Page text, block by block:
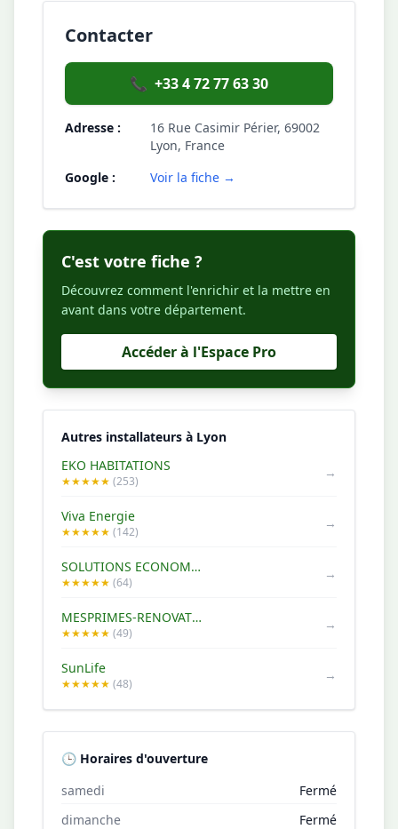
Contacter
📞 +33 4 72 77 63 30
Adresse :
16 Rue Casimir Périer, 69002
Lyon, France
Google :
Voir la fiche →
C'est votre fiche ?
Découvrez comment l'enrichir et la mettre en
avant dans votre département.
Accéder à l'Espace Pro
Autres installateurs à Lyon
EKO HABITATIONS
★★★★★ (253)
→
Viva Energie
★★★★★ (142)
→
SOLUTIONS ECONOMES
★★★★★ (64)
→
MESPRIMES-RENOVATIONS.COM - PANNEAUX SOLAIRE PHOTOVOLTAÏQUE -BRASSEUR D'AIR- BORNE ÉLECTRIQUE IRVE - TOITURE - ISOLATION
★★★★★ (49)
→
SunLife
★★★★★ (48)
→
🕒 Horaires d'ouverture
samedi
Fermé
dimanche
Fermé